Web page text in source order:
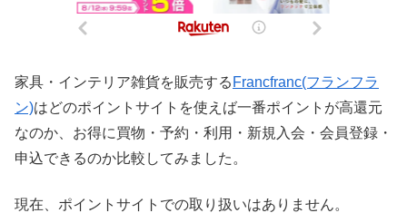
家具・インテリア雑貨を販売する Francfranc(フランフラ
ン)はどのポイントサイトを使えば一番ポイントが高還元
なのか、お得に買物・予約・利用・新規入会・会員登録・
申込できるのか比較してみました。
現在、ポイントサイトでの取り扱いはありません。